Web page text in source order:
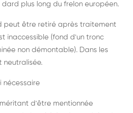
plus long du frelon européen.
peut être retiré après traitement
inaccessible (fond d'un tronc
non démontable). Dans les
neutralisée.
nécessaire
d'être mentionnée